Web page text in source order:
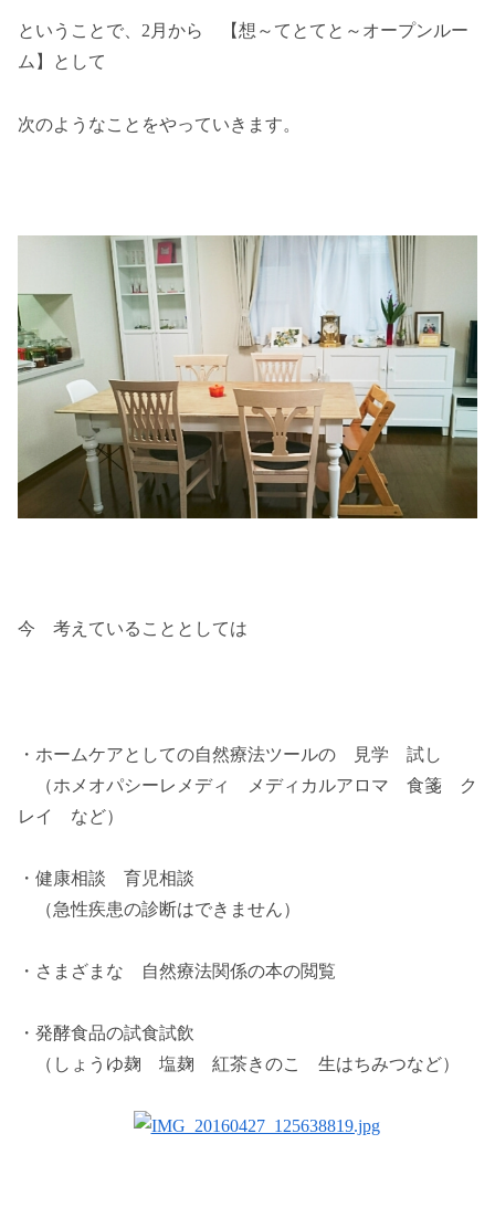
ということで、2月から 【想～てとてと～オープンルー
ム】として
次のようなことをやっていきます。
今 考えていることとしては
・ホームケアとしての自然療法ツールの 見学 試し
（ホメオパシーレメディ メディカルアロマ 食箋 ク
レイ など）
・健康相談 育児相談
（急性疾患の診断はできません）
・さまざまな 自然療法関係の本の閲覧
・発酵食品の試食試飲
（しょうゆ麹 塩麹 紅茶きのこ 生はちみつなど）